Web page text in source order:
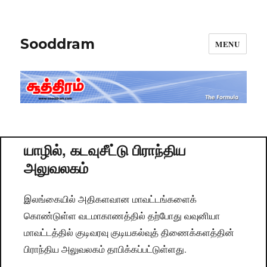
Sooddram MENU
யாழில், கடவுசீட்டு பிராந்திய
அலுவலகம்
இலங்கையில் அதிகளவான மாவட்டங்களைக்
கொண்டுள்ள வடமாகாணத்தில் தற்போது வவுனியா
மாவட்டத்தில் குடிவரவு குடியகல்வுத் திணைக்களத்தின்
பிராந்திய அலுவலகம் தாபிக்கப்பட்டுள்ளது.